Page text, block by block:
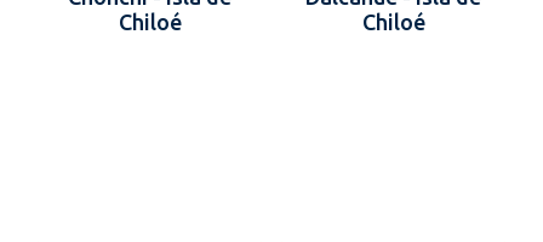
Chiloé
Chiloé